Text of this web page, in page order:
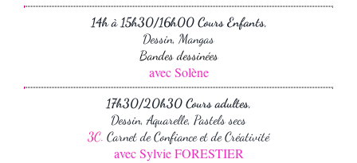
14h à 15h30/16h00 Cours Enfants,
Dessin, Mangas
Bandes dessinées
avec Solène
17h30/20h30 Cours adultes,
Dessin, Aquarelle, Pastels secs
3C. Carnet de Confiance et de Créativité
avec Sylvie FORESTIER